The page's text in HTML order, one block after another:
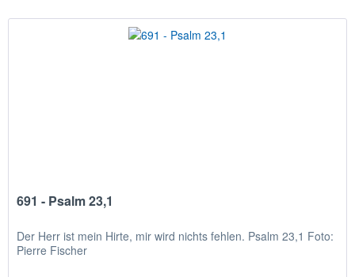
691 - Psalm 23,1
Der Herr ist mein Hirte, mir wird nichts fehlen. Psalm 23,1 Foto:
Pierre Fischer